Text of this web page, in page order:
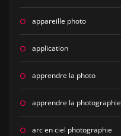
appareille photo
application
apprendre la photo
apprendre la photographie
arc en ciel photographie